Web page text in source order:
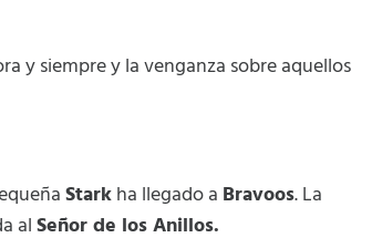
y siempre y la venganza sobre aquellos
Starkha llegado a Bravoos. La
alSeñor de los Anillos.